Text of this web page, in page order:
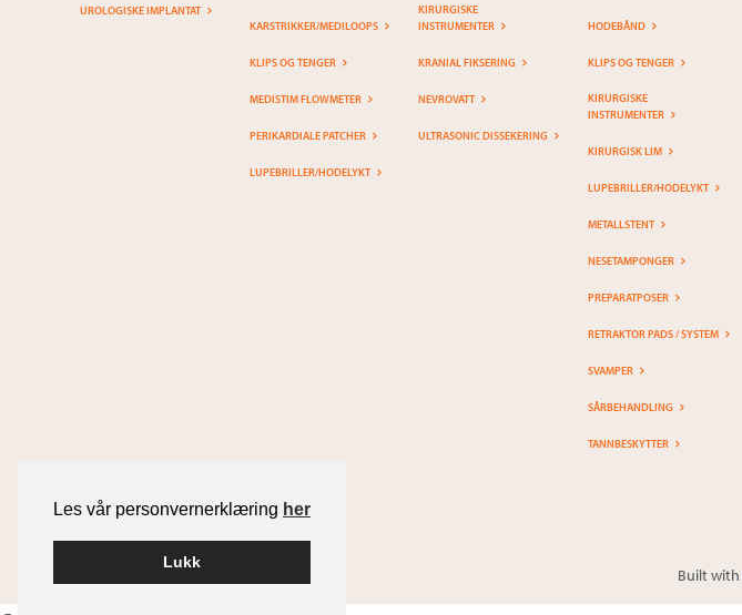
Les vår personvernerklæring her
Lukk
UROLOGISKE IMPLANTAT
KARSTRIKKER/MEDILOOPS
KLIPS OG TENGER
MEDISTIM FLOWMETER
PERIKARDIALE PATCHER
LUPEBRILLER/HODELYKT
KIRURGISKE
INSTRUMENTER
KRANIAL FIKSERING
NEVROVATT
ULTRASONIC DISSEKERING
HODEBÅND
KLIPS OG TENGER
KIRURGISKE
INSTRUMENTER
KIRURGISK LIM
LUPEBRILLER/HODELYKT
METALLSTENT
NESETAMPONGER
PREPARATPOSER
RETRAKTOR PADS / SYSTEM
SVAMPER
SÅRBEHANDLING
TANNBESKYTTER
Built with